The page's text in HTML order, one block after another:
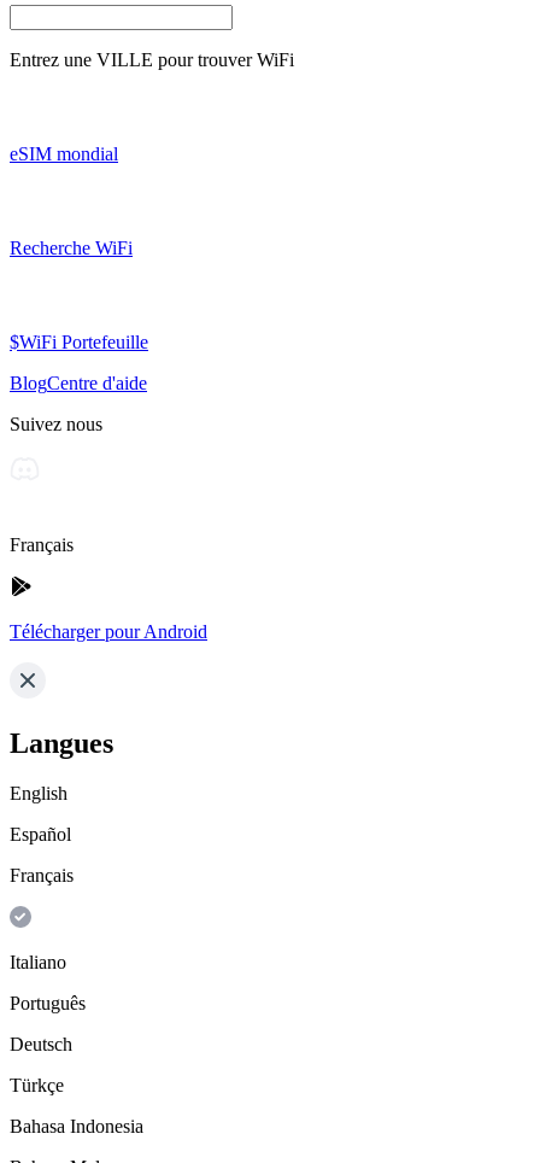
Entrez une VILLE pour trouver WiFi
eSIM mondial
Recherche WiFi
$WiFi Portefeuille
BlogCentre d'aide
Suivez nous
Français
Télécharger pour Android
Langues
English
Español
Français
Italiano
Português
Deutsch
Türkçe
Bahasa Indonesia